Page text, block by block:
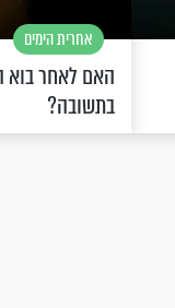
אחרית הימים
האם לאחר בוא
בתשובה?